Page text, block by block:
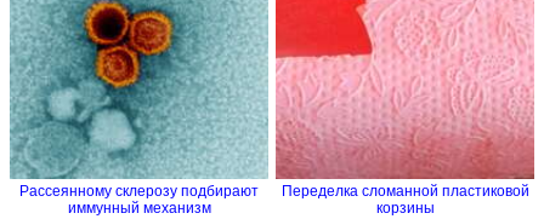
Рассеянному склерозу подбирают
иммунный механизм
Переделка сломанной пластиковой
корзины